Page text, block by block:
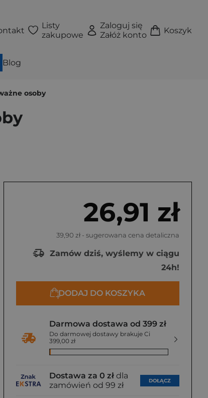
Listy
zakupowe
Zaloguj się
Załóż konto
Koszyk
Blog
osoby
26,91 zł
39,90 zł - sugerowana cena detaliczna
Zamów dziś, wyślemy w ciągu
24h!
DODAJ DO KOSZYKA
Darmowa dostawa od 399 zł
Do darmowej dostawy brakuje Ci
399,00 zł
Dostawa za 0 zł dla
zamówień od 99 zł
DOŁĄCZ